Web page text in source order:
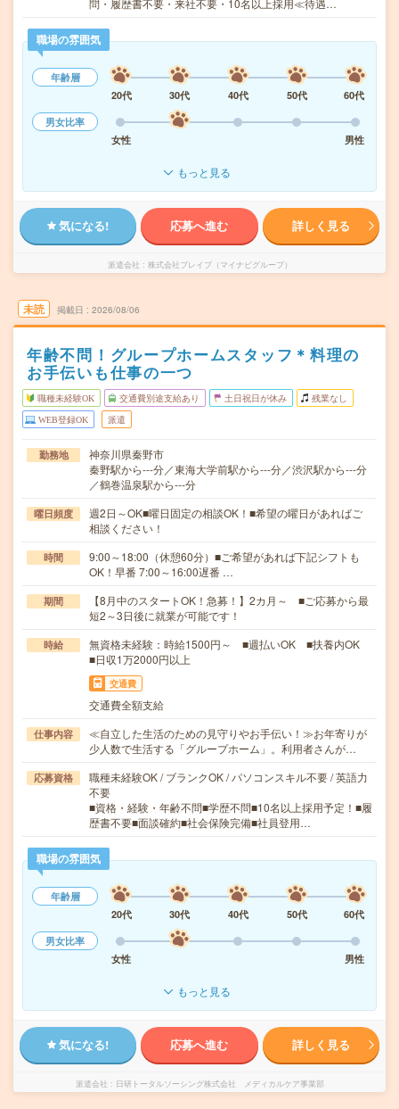
問・履歴書不要・来社不要・10名以上採用≪待遇…
職場の雰囲気
年齢層
20代
30代 40代 50代
60代
男女比率
女性
男性
もっと見る
気になる! 応募へ進む 詳しく見る
派遣会社 株式会社ブレイブ（マイナビグループ）
未読 掲載日 2026/08/06
年齢不問！グループホームスタッフ＊料理の
お手伝いも仕事の一つ
職種未経験OK 交通費別途支給あり 土日祝日が休み 残業なし
WEB登録OK 派遣
勤務地
神奈川県秦野市
秦野駅から---分／東海大学前駅から---分／渋沢駅から---分
／鶴巻温泉駅から---分
曜日頻度
週2日～OK■曜日固定の相談OK！■希望の曜日があればご
相談ください！
時間
9:00～18:00（休憩60分）■ご希望があれば下記シフトも
OK！早番 7:00～16:00遅番 …
期間
【8月中のスタートOK！急募！】2カ月～ ■ご応募から最
短2～3日後に就業が可能です！
時給
無資格未経験：時給1500円～ ■週払いOK ■扶養内OK
■日収1万2000円以上
交通費
交通費全額支給
仕事内容
≪自立した生活のための見守りやお手伝い！≫お年寄りが
少人数で生活する「グループホーム」。利用者さんが…
応募資格
職種未経験OK / ブランクOK / パソコンスキル不要 / 英語力
不要
■資格・経験・年齢不問■学歴不問■10名以上採用予定！■履
歴書不要■面談確約■社会保険完備■社員登用…
職場の雰囲気
年齢層
20代
30代 40代 50代
60代
男女比率
女性
男性
もっと見る
気になる! 応募へ進む 詳しく見る
派遣会社 日研トータルソーシング株式会社 メディカルケア事業部